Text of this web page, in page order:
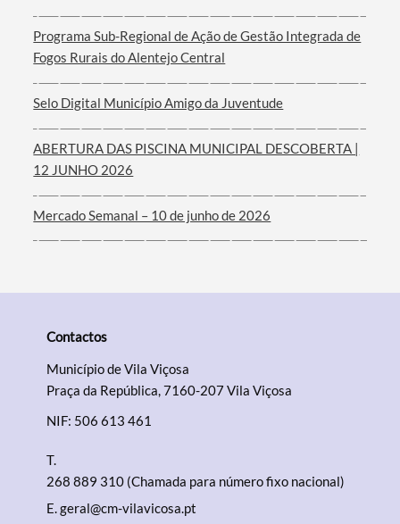
Categorias gerais
Filtros
Programa Sub-Regional de Ação de Gestão Integrada de
Fogos Rurais do Alentejo Central
Selo Digital Município Amigo da Juventude
ABERTURA DAS PISCINA MUNICIPAL DESCOBERTA |
12 JUNHO 2026
Mercado Semanal – 10 de junho de 2026
Contactos
Município de Vila Viçosa
Praça da República, 7160-207 Vila Viçosa
NIF: 506 613 461
T.
268 889 310 (Chamada para número fixo nacional)
E.geral@cm-vilavicosa.pt